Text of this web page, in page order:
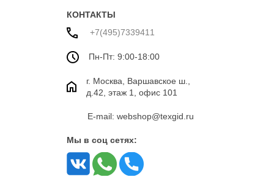
КОНТАКТЫ
+7(495)7339411
Пн-Пт: 9:00-18:00
г. Москва, Варшавское ш.,
д.42, этаж 1, офис 101
E-mail: webshop@texgid.ru
Мы в соц сетях: